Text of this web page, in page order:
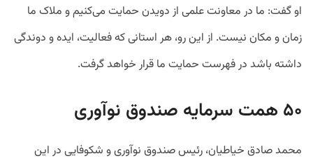
او گفت: ما در معاونت علمی از دویدن حمایت می‌کنیم و ملاک ما
زمان و مکان نیست. از این رو، هر استانی که فعالیت، ایده و دوندگی
داشته‌ باشد در فهرست حمایت ما قرار خواهد گرفت.
۵۰ همت سرمایه صندوق نوآوری
محمد صادق خیاطیان، رئیس صندوق نوآوری و شکوفایی در این